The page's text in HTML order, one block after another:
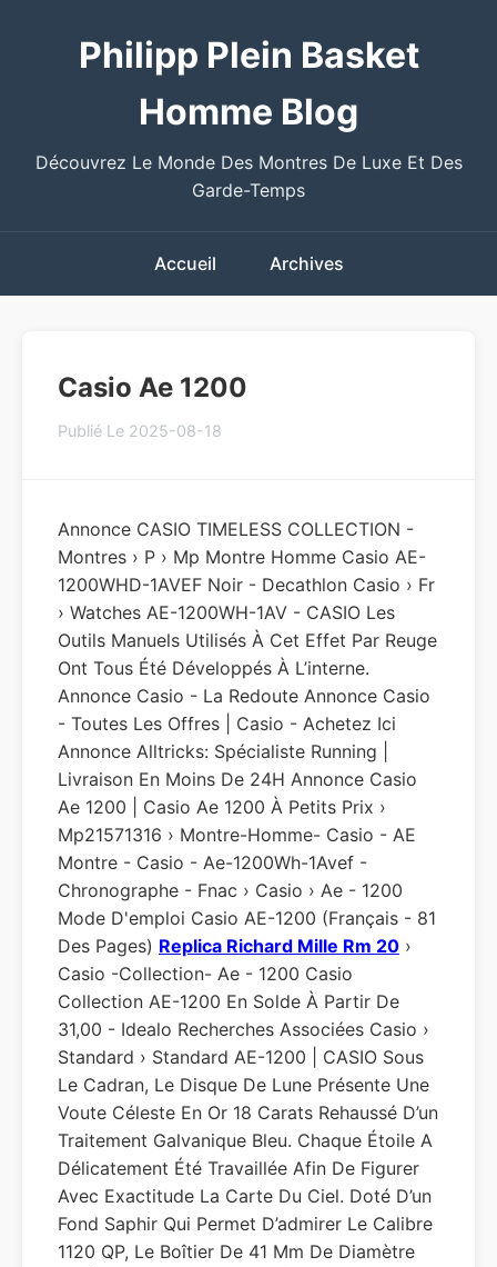
Philipp Plein Basket
Homme Blog
Découvrez Le Monde Des Montres De Luxe Et Des
Garde-Temps
Accueil Archives
Casio Ae 1200
Publié Le 2025-08-18
Annonce CASIO TIMELESS COLLECTION -
Montres › P › Mp Montre Homme Casio AE-
1200WHD-1AVEF Noir - Decathlon Casio › Fr
› Watches AE-1200WH-1AV - CASIO Les
Outils Manuels Utilisés À Cet Effet Par Reuge
Ont Tous Été Développés À L’interne.
Annonce Casio - La Redoute Annonce Casio
- Toutes Les Offres | Casio - Achetez Ici
Annonce Alltricks: Spécialiste Running |
Livraison En Moins De 24H Annonce Casio
Ae 1200 | Casio Ae 1200 À Petits Prix ›
Mp21571316 › Montre-Homme- Casio - AE
Montre - Casio - Ae-1200Wh-1Avef -
Chronographe - Fnac › Casio › Ae - 1200
Mode D'emploi Casio AE-1200 (Français - 81
Des Pages) Replica Richard Mille Rm 20 ›
Casio -collection- Ae - 1200 Casio
Collection AE-1200 En Solde À Partir De
31,00 - Idealo Recherches Associées Casio ›
Standard › Standard AE-1200 | CASIO Sous
Le Cadran, Le Disque De Lune Présente Une
Voute Céleste En Or 18 Carats Rehaussé D’un
Traitement Galvanique Bleu. Chaque Étoile A
Délicatement Été Travaillée Afin De Figurer
Avec Exactitude La Carte Du Ciel. Doté D’un
Fond Saphir Qui Permet D’admirer Le Calibre
1120 QP, Le Boîtier De 41 Mm De Diamètre